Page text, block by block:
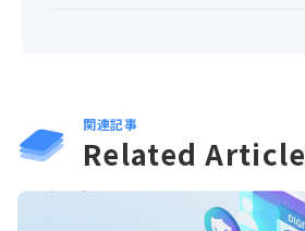
関連記事
Related Article